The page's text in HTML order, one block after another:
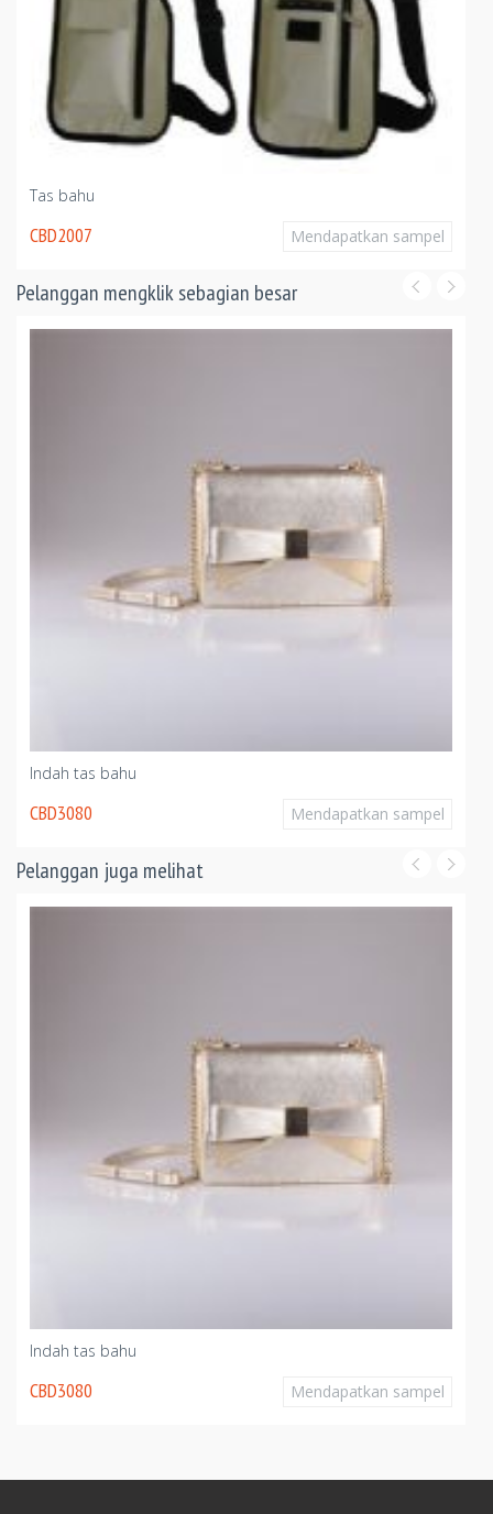
Tas bahu
CBD2007 Mendapatkan sampel
Pelanggan mengklik sebagian besar
Indah tas bahu
CBD3080 Mendapatkan sampel
Pelanggan juga melihat
Indah tas bahu
CBD3080 Mendapatkan sampel